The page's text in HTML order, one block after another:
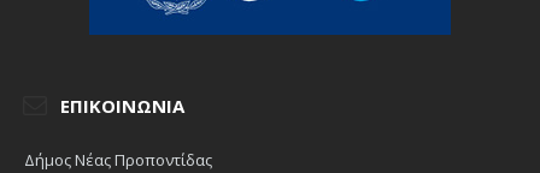
ΕΠΙΚΟΙΝΩΝΊΑ
Δήμος Νέας Προποντίδας